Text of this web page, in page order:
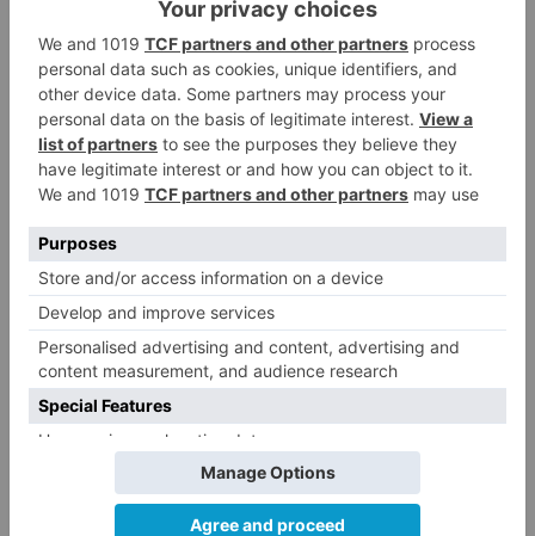
al presidente de la Patronal burgalesa.
recuperación llegado todavía pequeña
empresa
burgalesa
Fallece un ciclista en Burgos tras
avisar otro conductor que se
había caído de la bicicleta
2
Villatoro da el primer paso para
dejar atrás su aislamiento con el
inicio de la senda peatonal y